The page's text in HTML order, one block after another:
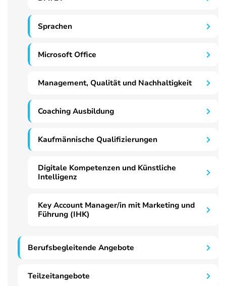
Sprachen
Microsoft Office
Management, Qualität und Nachhaltigkeit
Coaching Ausbildung
Kaufmännische Qualifizierungen
Digitale Kompetenzen und Künstliche
Intelligenz
Key Account Manager/in mit Marketing und
Führung (IHK)
Berufsbegleitende Angebote
Teilzeitangebote